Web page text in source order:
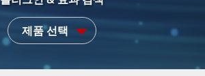
제품 선택